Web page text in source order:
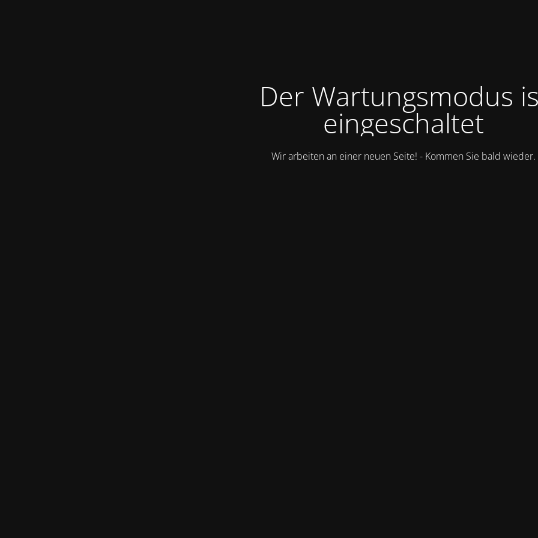
Der Wartungsmodus
eingeschaltet
Wir arbeiten an einer neuen Seite! - Kommen Sie bald wieder.